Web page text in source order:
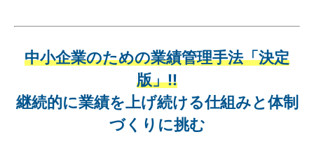
中小企業のための業績管理手法「決定
版」!!
継続的に業績を上げ続ける仕組みと体制
づくりに挑む